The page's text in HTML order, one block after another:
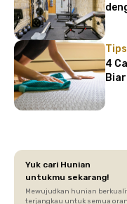
4
Yuk cari Hunian
untukmu sekarang!
Mewujudkan hunian
terjangkau untuk semua